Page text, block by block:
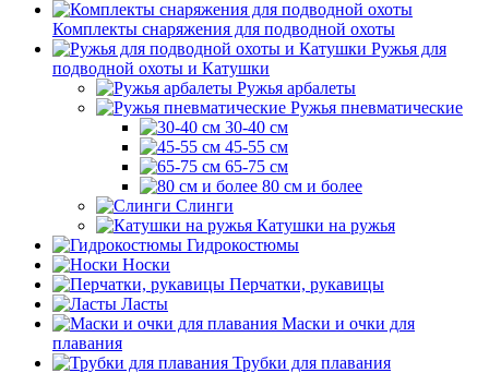
Комплекты снаряжения для подводной охоты
Ружья для
подводной охоты и Катушки
Ружья арбалеты
Ружья пневматические
30-40 см
45-55 см
65-75 см
80 см и более
Слинги
Катушки на ружья
Гидрокостюмы
Носки
Перчатки, рукавицы
Ласты
Маски и очки для
плавания
Трубки для плавания